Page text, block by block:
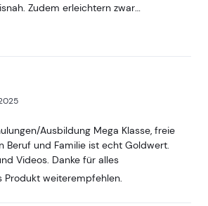
Zudem erleichtern zwar
sind jedoch meiner Meinung
damit auseinandersetzt und etwas
der Kurs in wenigen Tagen gut
noch praktische Erfahrungen zu
Kurs tatsächlich das nächste Mal
die Videos sind hilfreich, jedoch für
Übung) nicht ganz
ihn nur empfehlen und freue mich auf
Ausbildung Mega Klasse, freie
Beruf und Familie ist echt Goldwert.
Videos. Danke für alles
Produkt weiterempfehlen.